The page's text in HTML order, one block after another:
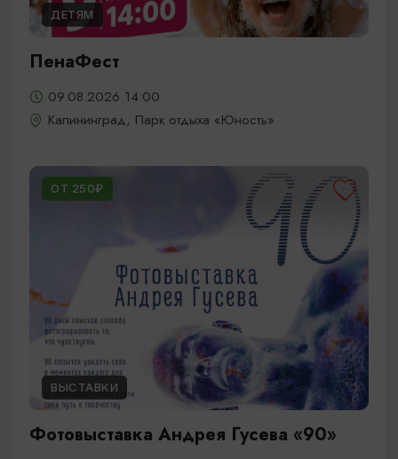
ДЕТЯМ
ПенаФест
09.08.2026 14:00
Калининград, Парк отдыха «Юность»
ОТ 250₽
ВЫСТАВКИ
Фотовыставка Андрея Гусева «90»